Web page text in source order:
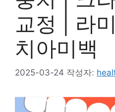
교정 | 라
치아미백
2025-03-24 작성자: